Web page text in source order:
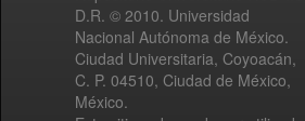
D.R. © 2010. Universidad
Nacional Autónoma de México.
Ciudad Universitaria, Coyoacán,
C. P. 04510, Ciudad de México,
México.